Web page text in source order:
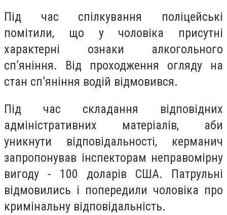
Під час спілкування поліцейські
помітили, що у чоловіка присутні
характерні ознаки алкогольного
сп’яніння. Від проходження огляду на
стан сп’яніння водій відмовився.
Під час складання відповідних
адміністративних матеріалів, аби
уникнути відповідальності, керманич
запропонував інспекторам неправомірну
вигоду - 100 доларів США. Патрульні
відмовились і попередили чоловіка про
кримінальну відповідальність.